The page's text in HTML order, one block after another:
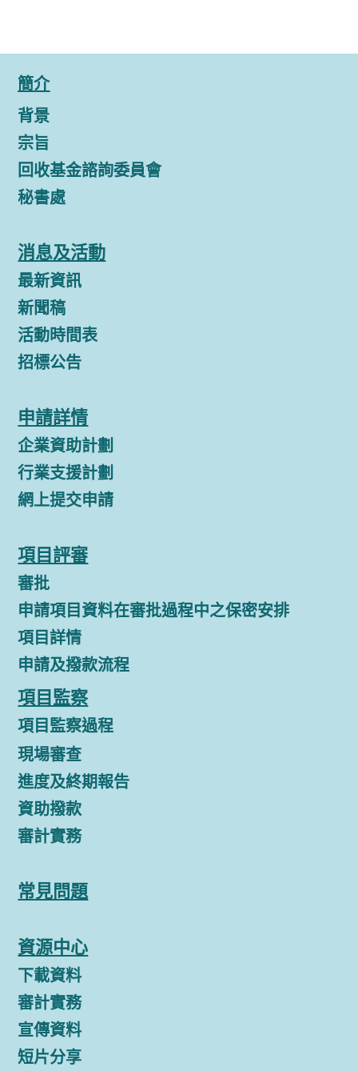
簡介
背景
宗旨
回收基金諮詢委員會
秘書處
消息及活動
最新資訊
新聞稿
活動時間表
招標公告
申請詳情
企業資助計劃
行業支援計劃
網上提交申請
項目評審
審批
申請項目資料在審批過程中之保密安排
項目詳情
申請及撥款流程
項目監察
項目監察過程
現場審查
進度及終期報告
資助撥款
審計實務
常見問題
資源中心
下載資料
審計實務
宣傳資料
短片分享